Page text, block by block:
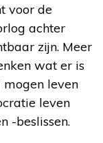
voor de
achter
zijn. Meer
wat er is
leven
leven
-beslissen.